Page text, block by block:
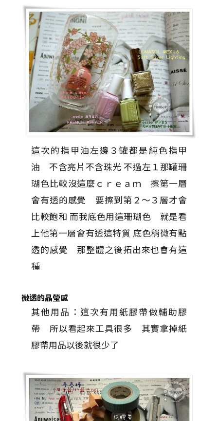
這次的指甲油左邊３罐都是純色指甲
油 不含亮片不含珠光 不過左１那罐珊
瑚色比較沒這麼ｃｒｅａｍ 擦第一層
會有透的感覺 要擦到第２～３層才會
比較飽和 而我底色用這珊瑚色 就是看
上他第一層會有透這特質 底色稍微有點
透的感覺 那整體之後拓出來也會有這
種
微透的晶瑩感
其他用品：這次有用紙膠帶做輔助膠
帶 所以看起來工具很多 其實拿掉紙
膠帶用品以後就很少了